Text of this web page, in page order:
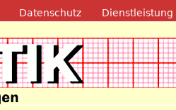
Direkt zum Inhalt
Datenschutz Dienstleistung